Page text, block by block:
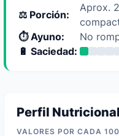
⚖️ Porción:
Aprox.
⏱️ Ayuno:
No
🔋 Saciedad:
Perfil
VALORES POR CADA